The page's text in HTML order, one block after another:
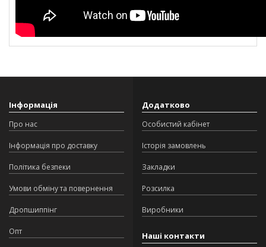
Інформація
Про нас
Інформація про доставку
Політика безпеки
Умови обміну та повернення
Дропшиппінг
Опт
Додатково
Особистий кабінет
Історія замовлень
Закладки
Розсилка
Виробники
Наші контакти